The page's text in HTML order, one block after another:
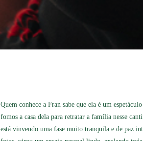
Quem conhece a Fran sabe que ela é um
fomos a casa dela para retratar a família nesse
está vinvendo uma fase muito tranquila e de paz